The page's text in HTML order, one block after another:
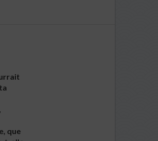
que